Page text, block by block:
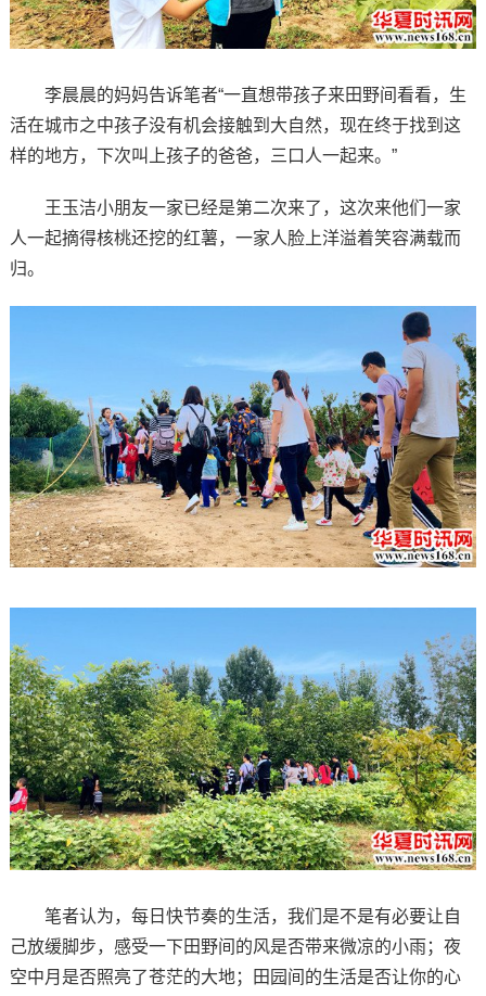
李晨晨的妈妈告诉笔者“一直想带孩子来田野间看看，生
活在城市之中孩子没有机会接触到大自然，现在终于找到这
样的地方，下次叫上孩子的爸爸，三口人一起来。”
王玉洁小朋友一家已经是第二次来了，这次来他们一家
人一起摘得核桃还挖的红薯，一家人脸上洋溢着笑容满载而
归。
笔者认为，每日快节奏的生活，我们是不是有必要让自
己放缓脚步，感受一下田野间的风是否带来微凉的小雨；夜
空中月是否照亮了苍茫的大地；田园间的生活是否让你的心